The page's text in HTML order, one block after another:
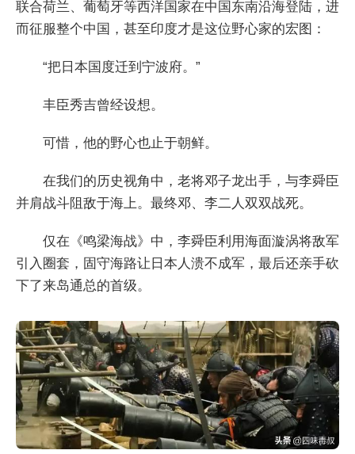
联合荷兰、葡萄牙等西洋国家在中国东南沿海登陆，进
而征服整个中国，甚至印度才是这位野心家的宏图：
“把日本国度迁到宁波府。”
丰臣秀吉曾经设想。
可惜，他的野心也止于朝鲜。
在我们的历史视角中，老将邓子龙出手，与李舜臣
并肩战斗阻敌于海上。最终邓、李二人双双战死。
仅在《鸣梁海战》中，李舜臣利用海面漩涡将敌军
引入圈套，固守海路让日本人溃不成军，最后还亲手砍
下了来岛通总的首级。